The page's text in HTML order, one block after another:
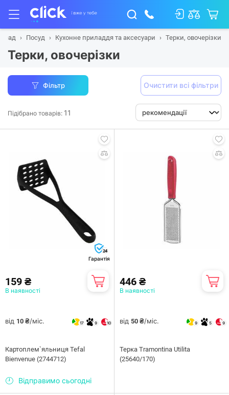
сад Посуд Кухонне приладдя та аксесуари Терки, овочерізки
Терки, овочерізки
Фільтр Очистити всі фільтри
Підібрано товарів: 11
24
Гарантія
159 ₴
В наявності
від 10 ₴/міс. 17 9 10
Картоплем`яльниця Tefal
Bienvenue (2744712)
Відправимо сьогодні
446 ₴
В наявності
від 50 ₴/міс. 9 5 9
Терка Tramontina Utilita
(25640/170)